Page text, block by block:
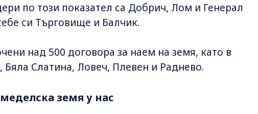
по този показател са Добрич, Лом и Генерал
си Търговище и Балчик.
над 500 договора за наем на земя, като в
Слатина, Ловеч, Плевен и Раднево.
земя у нас